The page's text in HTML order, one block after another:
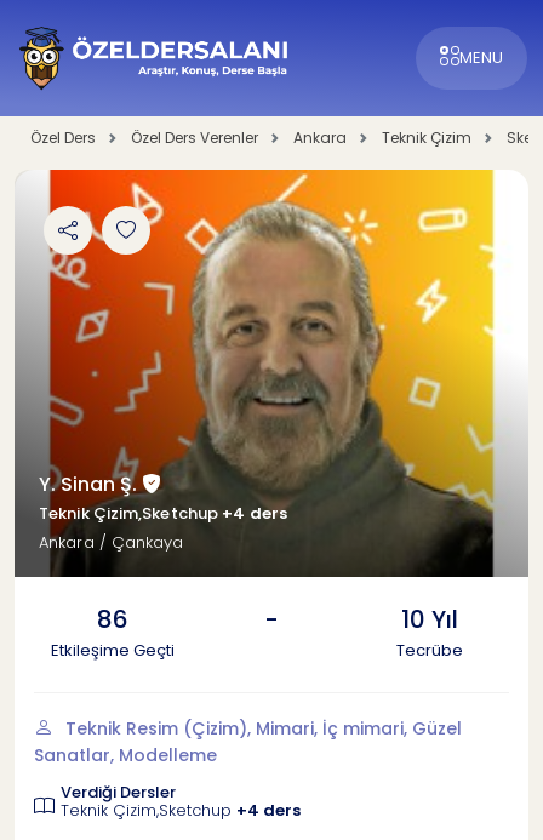
MENU
Özel Ders Özel Ders Verenler Ankara Teknik Çizim
Y. Sinan Ş.
Teknik Çizim,Sketchup +4 ders
Ankara / Çankaya
86
Etkileşime Geçti
- 10 Yıl
Tecrübe
Teknik Resim (Çizim), Mimari, İç mimari, Güzel
Sanatlar, Modelleme
Verdiği Dersler
Teknik Çizim,Sketchup +4 ders